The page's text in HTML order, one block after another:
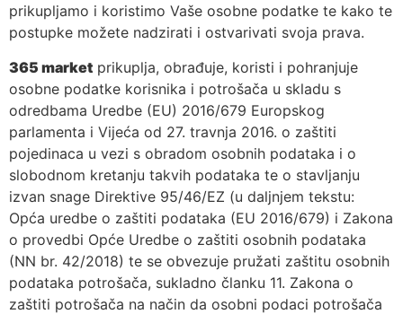
prikupljamo i koristimo Vaše osobne podatke te kako te
postupke možete nadzirati i ostvarivati svoja prava.
365 market prikuplja, obrađuje, koristi i pohranjuje
osobne podatke korisnika i potrošača u skladu s
odredbama Uredbe (EU) 2016/679 Europskog
parlamenta i Vijeća od 27. travnja 2016. o zaštiti
pojedinaca u vezi s obradom osobnih podataka i o
slobodnom kretanju takvih podataka te o stavljanju
izvan snage Direktive 95/46/EZ (u daljnjem tekstu:
Opća uredbe o zaštiti podataka (EU 2016/679) i Zakona
o provedbi Opće Uredbe o zaštiti osobnih podataka
(NN br. 42/2018) te se obvezuje pružati zaštitu osobnih
podataka potrošača, sukladno članku 11. Zakona o
zaštiti potrošača na način da osobni podaci potrošača